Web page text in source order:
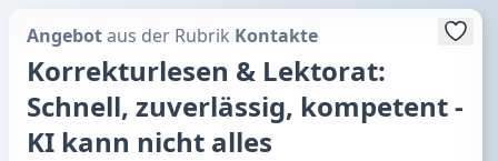
Angebotaus der Rubrik Kontakte
Korrekturlesen & Lektorat:
Schnell, zuverlässig, kompetent -
KI kann nicht alles